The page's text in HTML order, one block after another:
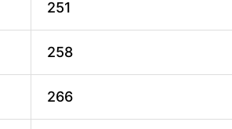
251
258
266